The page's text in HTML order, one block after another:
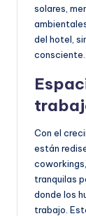
solares,
del hotel,
consciente.
Con el
están
tranquilas
donde los
trabajo.